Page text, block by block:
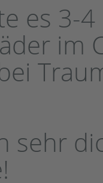
es 3-
im
sehr